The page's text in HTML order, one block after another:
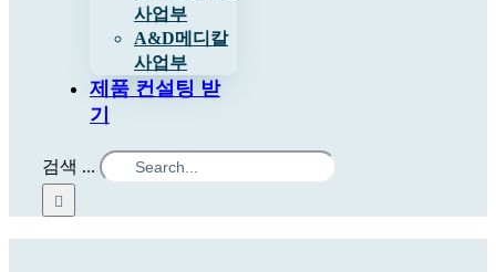
사업부
A&D메디칼
사업부
제품 컨설팅 받
기
검색 ...